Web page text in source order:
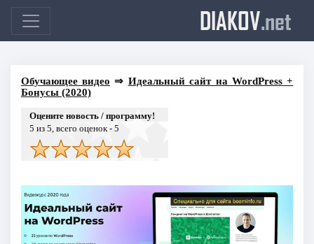
DIAKOV.net
Обучающее видео ⇒ Идеальный сайт на WordPress +
Бонусы (2020)
Оцените новость / программу!
5 из 5, всего оценок - 5